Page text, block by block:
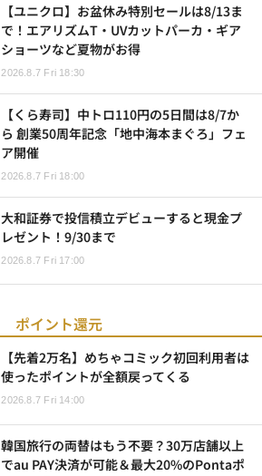
【ユニクロ】お盆休み特別セールは8/13ま
で！エアリズムT・UVカットパーカ・ギア
ショーツなど夏物がお得
2026.8.7 Fri 18:30
【くら寿司】中トロ110円の5日間は8/7か
ら 創業50周年記念「地中海本まぐろ」フェ
ア開催
2026.8.7 Fri 18:00
大和証券で投信積立デビューすると現金プ
レゼント！9/30まで
2026.8.7 Fri 17:00
ポイント還元
【先着2万名】めちゃコミック初回利用者は
使ったポイントが全額戻ってくる
2026.8.7 Fri 14:00
韓国旅行の両替はもう不要？30万店舗以上
でau PAY決済が可能＆最大20%のPontaポ